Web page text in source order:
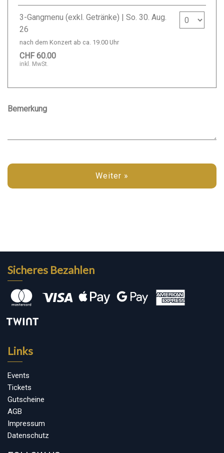
3-Gangmenu (exkl. Getränke) | So. 30. Aug.
26
nach dem Konzert ab ca. 19.00 Uhr
CHF 60.00
inkl. MwSt.
Anzahl
Bemerkung
Weiter »
Sicheres Bezahlen
Links
Events
Tickets
Gutscheine
AGB
Impressum
Datenschutz